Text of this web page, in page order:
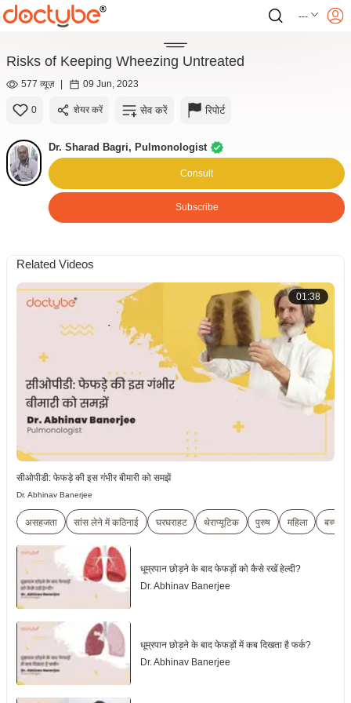
---
Risks of Keeping Wheezing Untreated
577 व्यूज़ | 09 Jun, 2023
0 शेयर करें सेव करें रिपोर्ट
Dr. Sharad Bagri, Pulmonologist
Consult
Subscribe
Related Videos
01:38
सीओपीडी: फेफड़े की इस गंभीर बीमारी को समझें
Dr. Abhinav Banerjee
असहजता सांस लेने में कठिनाई घरघराहट थेराप्यूटिक पुरुष महिला बच्चे
धूम्रपान छोड़ने के बाद फेफड़ों को कैसे रखें हेल्दी?
Dr. Abhinav Banerjee
धूम्रपान छोड़ने के बाद फेफड़ों में कब दिखता है फर्क?
Dr. Abhinav Banerjee